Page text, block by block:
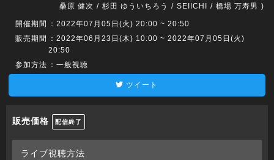
桑原 健次
杉田 ゆういちろう SEIICHI 橋場 万寿男 )
開催期間
：2022年07月05日(火) 20:00 ~ 20:50
販売期間
：2022年06月23日(木) 10:00 ~ 2022年07月05日(火)
20:50
参加方法 ：一般視聴
ツイート
販売価格 配信終了
ライブ視聴方法